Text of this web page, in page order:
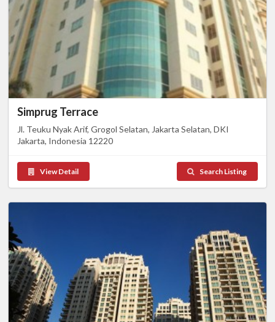
Simprug Terrace
Jl. Teuku Nyak Arif, Grogol Selatan, Jakarta Selatan, DKI
Jakarta, Indonesia 12220
View Detail Search Listing